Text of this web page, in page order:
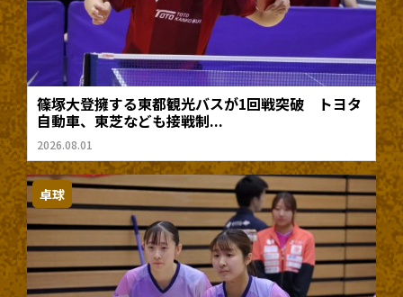
篠塚大登擁する東都観光バスが1回戦突破 トヨタ
自動車、東芝なども接戦制...
2026.08.01
卓球